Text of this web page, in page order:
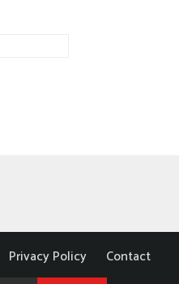
Privacy Policy Contact